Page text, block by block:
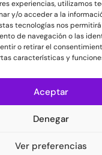
experiencias, utilizamos
y/o acceder a la
tecnologías nos
de navegación o las
o retirar el
características y
Aceptar
Denegar
Ver preferencias
social